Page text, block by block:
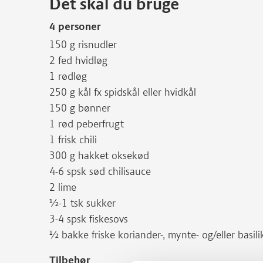
4 personer
150 g risnudler
2 fed hvidløg
1 rødløg
250 g kål fx spidskål eller hvidkål
150 g bønner
1 rød peberfrugt
1 frisk chili
300 g hakket oksekød
4-6 spsk sød chilisauce
2 lime
½-1 tsk sukker
3-4 spsk fiskesovs
½ bakke friske koriander-, mynte- og/eller
Tilbehør